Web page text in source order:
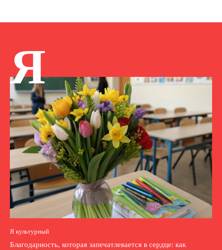
Я
Я культурный
Благодарность, которая запечатлевается в сердце: как